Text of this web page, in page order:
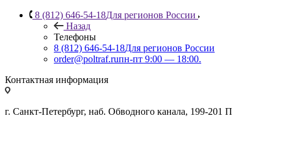
8 (812) 646-54-18Для регионов России
Назад
Телефоны
8 (812) 646-54-18Для регионов России
order@poltraf.ruпн-пт 9:00 — 18:00.
Контактная информация
г. Санкт-Петербург, наб. Обводного канала, 199-201 П